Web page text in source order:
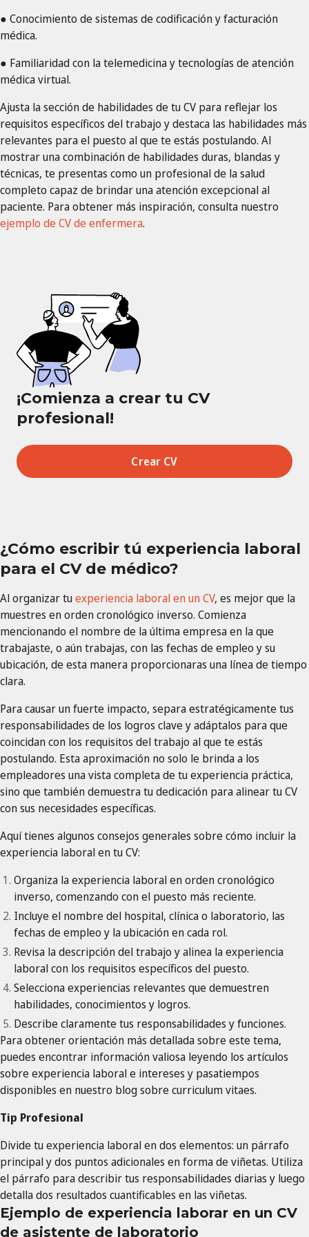
● Conocimiento de sistemas de codificación y facturación
médica.
● Familiaridad con la telemedicina y tecnologías de atención
médica virtual.
Ajusta la sección de habilidades de tu CV para reflejar los
requisitos específicos del trabajo y destaca las habilidades más
relevantes para el puesto al que te estás postulando. Al
mostrar una combinación de habilidades duras, blandas y
técnicas, te presentas como un profesional de la salud
completo capaz de brindar una atención excepcional al
paciente. Para obtener más inspiración, consulta nuestro
ejemplo de CV de enfermera.
¡Comienza a crear tu CV
profesional!
Crear CV
¿Cómo escribir tú experiencia laboral
para el CV de médico?
Al organizar tuexperiencia laboral en un CV, es mejor que la
muestres en orden cronológico inverso. Comienza
mencionando el nombre de la última empresa en la que
trabajaste, o aún trabajas, con las fechas de empleo y su
ubicación, de esta manera proporcionaras una línea de tiempo
clara.
Para causar un fuerte impacto, separa estratégicamente tus
responsabilidades de los logros clave y adáptalos para que
coincidan con los requisitos del trabajo al que te estás
postulando. Esta aproximación no solo le brinda a los
empleadores una vista completa de tu experiencia práctica,
sino que también demuestra tu dedicación para alinear tu CV
con sus necesidades específicas.
Aquí tienes algunos consejos generales sobre cómo incluir la
experiencia laboral en tu CV:
Organiza la experiencia laboral en orden cronológico
inverso, comenzando con el puesto más reciente.
Incluye el nombre del hospital, clínica o laboratorio, las
fechas de empleo y la ubicación en cada rol.
Revisa la descripción del trabajo y alinea la experiencia
laboral con los requisitos específicos del puesto.
Selecciona experiencias relevantes que demuestren
habilidades, conocimientos y logros.
Describe claramente tus responsabilidades y funciones.
Para obtener orientación más detallada sobre este tema,
puedes encontrar información valiosa leyendo los artículos
sobre experiencia laboral e intereses y pasatiempos
disponibles en nuestro blog sobre curriculum vitaes.
Tip Profesional
Divide tu experiencia laboral en dos elementos: un párrafo
principal y dos puntos adicionales en forma de viñetas. Utiliza
el párrafo para describir tus responsabilidades diarias y luego
detalla dos resultados cuantificables en las viñetas.
Ejemplo de experiencia laborar en un CV
de asistente de laboratorio